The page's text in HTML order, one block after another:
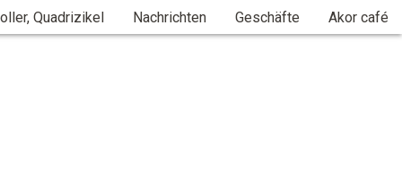
Quadrizikel Nachrichten Geschäfte Akor café